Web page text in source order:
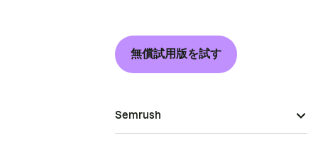
無償試用版を試す
Semrush